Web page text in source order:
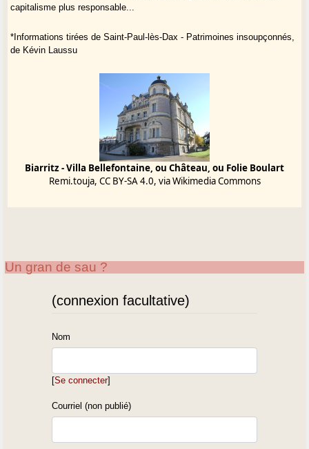
capitalisme plus responsable...
*Informations tirées de Saint-Paul-lès-Dax - Patrimoines insoupçonnés,
de Kévin Laussu
Biarritz - Villa Bellefontaine, ou Château, ou Folie Boulart
Remi.touja, CC BY-SA 4.0, via Wikimedia Commons
Un gran de sau ?
(connexion facultative)
Nom
[Se connecter]
Courriel (non publié)